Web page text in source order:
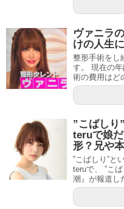
ヴァニラ
けの人生
整形手術をし
す。 現在の
術の費用はど
”こばしり
teruで娘
形？兄や
”こばしり”と
teruで、 ”こ
潮』が報道し